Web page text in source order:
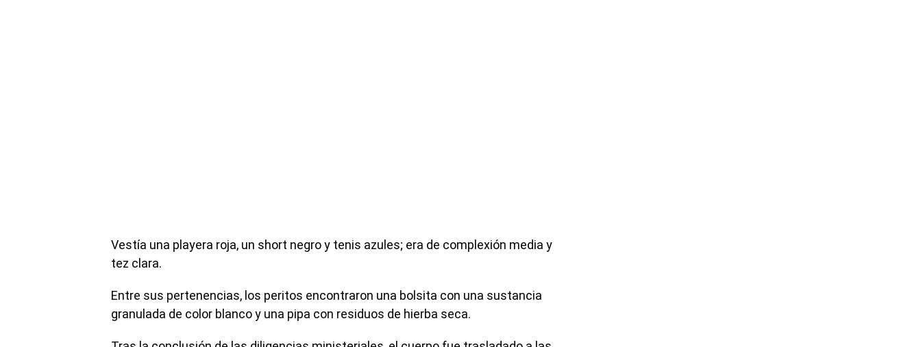
Vestía una playera roja, un short negro y tenis azules; era de complexión media y
tez clara.
Entre sus pertenencias, los peritos encontraron una bolsita con una sustancia
granulada de color blanco y una pipa con residuos de hierba seca.